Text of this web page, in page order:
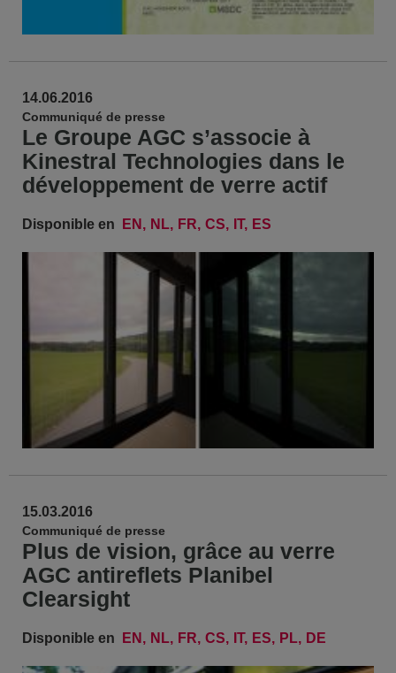
14.06.2016
Communiqué de presse
Le Groupe AGC s’associe à
Kinestral Technologies dans le
développement de verre actif
Disponible en EN NL FR CS IT ES
15.03.2016
Communiqué de presse
Plus de vision, grâce au verre
AGC antireflets Planibel
Clearsight
Disponible en EN NL FR CS IT ES PL DE